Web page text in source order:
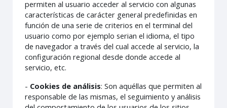
permiten al usuario acceder al servicio con algunas
características de carácter general predefinidas en
función de una serie de criterios en el terminal del
usuario como por ejemplo serian el idioma, el tipo
de navegador a través del cual accede al servicio, la
configuración regional desde donde accede al
servicio, etc.
- Cookies de análisis: Son aquéllas que permiten al
responsable de las mismas, el seguimiento y análisis